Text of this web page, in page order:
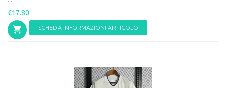
€17.80
SCHEDA INFORMAZIONI ARTICOLO